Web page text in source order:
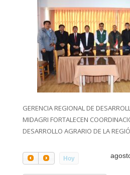
GERENCIA REGIONAL DE
MIDAGRI FORTALECEN
DESARROLLO AGRARIO DE LA
Hoy